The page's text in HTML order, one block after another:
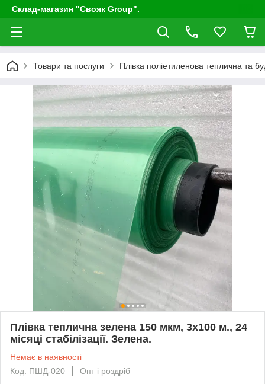
Склад-магазин "Свояк Group".
Товари та послуги Плівка поліетиленова теплична та
Плівка теплична зелена 150 мкм, 3х100 м., 24
місяці стабілізації. Зелена.
Немає в наявності
Код: ПШД-020
Опт і роздріб